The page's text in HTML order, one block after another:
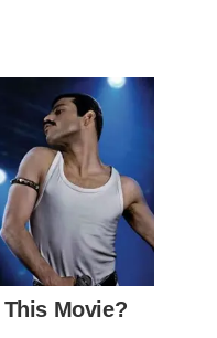
ให้ผู้เข้าร่วมงานได้อัปเดต
งความสนุกสนานและน่า
างสีสันและความประทับใจ
ลายและเชื่อมโยงกับ
Movie?